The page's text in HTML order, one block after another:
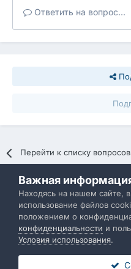
Ответить на вопрос...
Перейти к списку вопросов
Политика
Powered by
Важная
Находясь на нашем сайте,
использование файлов
положением о
конфиденциальности и
Условия использования.